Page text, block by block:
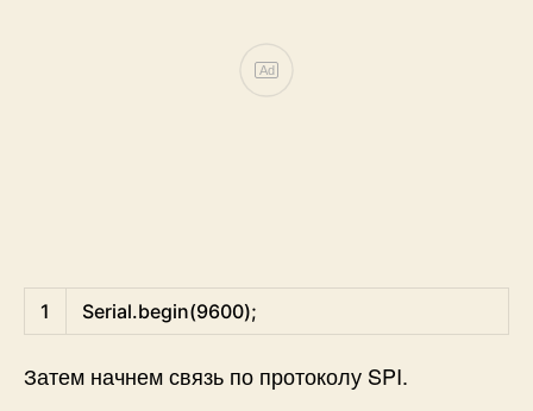
Ad
1 Serial.begin(9600);
Затем начнем связь по протоколу SPI.